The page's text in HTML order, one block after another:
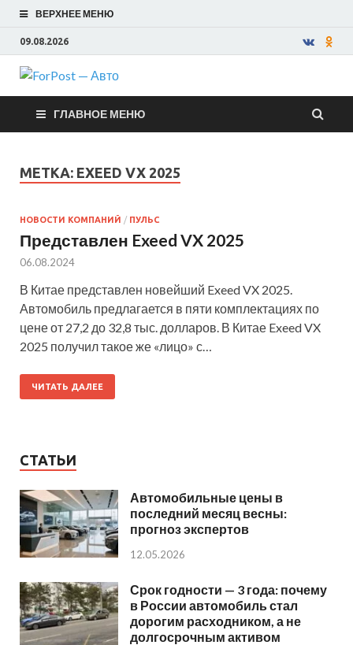
ВЕРХНЕЕ МЕНЮ
09.08.2026
ForPost —
Авто
ГЛАВНОЕ МЕНЮ
МЕТКА: EXEED VX 2025
НОВОСТИ КОМПАНИЙ / ПУЛЬС
Представлен Exeed VX 2025
06.08.2024
В Китае представлен новейший Exeed VX 2025.
Автомобиль предлагается в пяти комплектациях по
цене от 27,2 до 32,8 тыс. долларов. В Китае Exeed VX
2025 получил такое же «лицо» с…
ЧИТАТЬ ДАЛЕЕ
СТАТЬИ
Автомобильные цены в
последний месяц весны:
прогноз экспертов
12.05.2026
Срок годности — 3 года: почему
в России автомобиль стал
дорогим расходником, а не
долгосрочным активом